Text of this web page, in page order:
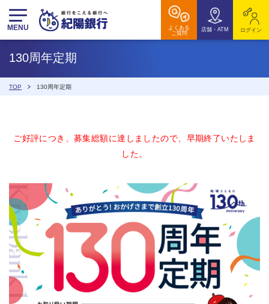
MENU
よくある
ご質問
店舗・ATM ログイン
130周年定期
TOP 130周年定期
ご好評につき、募集総額に達しましたので、早期終了いたしま
した。